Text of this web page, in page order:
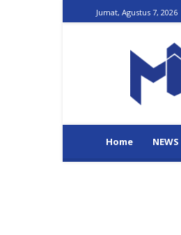
Jumat, Agustus 7, 2026
Home NEWS